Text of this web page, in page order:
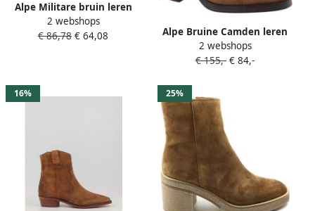
Alpe Militare bruin leren
enkellaarsjes
2 webshops
€ 86,78 € 64,08
Alpe Bruine Camden leren
enkellaarsjes
2 webshops
€ 155,- € 84,-
16% 25%